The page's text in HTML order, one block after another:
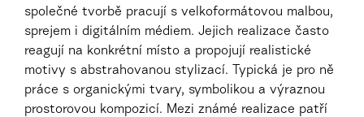
společné tvorbě pracují s velkoformátovou malbou,
sprejem i digitálním médiem. Jejich realizace často
reagují na konkrétní místo a propojují realistické
motivy s abstrahovanou stylizací. Typická je pro ně
práce s organickými tvary, symbolikou a výraznou
prostorovou kompozicí. Mezi známé realizace patří